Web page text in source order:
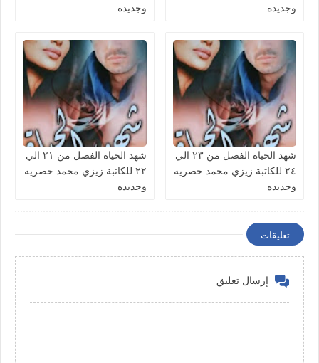
وجديده
وجديده
شهد الحياة الفصل من ٢٣ الي
٢٤ للكاتبة زيزي محمد حصريه
وجديده
شهد الحياة الفصل من ٢١ الي
٢٢ للكاتبة زيزي محمد حصريه
وجديده
تعليقات
إرسال تعليق